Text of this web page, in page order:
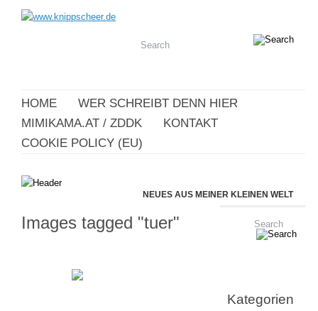
HOME
WER SCHREIBT DENN HIER
MIMIKAMA.AT / ZDDK
KONTAKT
COOKIE POLICY (EU)
NEUES AUS MEINER KLEINEN WELT
Images tagged "tuer"
Kategorien